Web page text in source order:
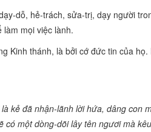
dỗ, hẻ-trách, sửa-trị, dạy người
mọi việc lành.
Kinh thánh, là bởi cớ đức tin của
kẻ đã nhận-lãnh lời hứa, dâng con
một dòng-dõi lây tên ngươi mà